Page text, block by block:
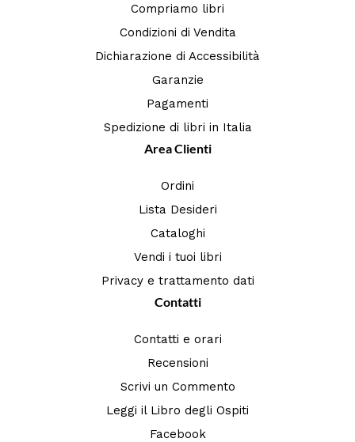
Compriamo libri
Condizioni di Vendita
Dichiarazione di Accessibilità
Garanzie
Pagamenti
Spedizione di libri in Italia
Area Clienti
Ordini
Lista Desideri
Cataloghi
Vendi i tuoi libri
Privacy e trattamento dati
Contatti
Contatti e orari
Recensioni
Scrivi un Commento
Leggi il Libro degli Ospiti
Facebook